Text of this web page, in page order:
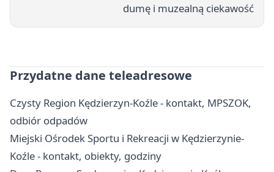
dumę i muzealną ciekawość
Przydatne dane teleadresowe
Czysty Region Kędzierzyn-Koźle - kontakt, MPSZOK,
odbiór odpadów
Miejski Ośrodek Sportu i Rekreacji w Kędzierzynie-
Koźle - kontakt, obiekty, godziny